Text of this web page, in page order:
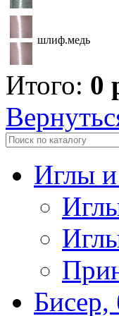
шлиф.медь
Итого: 0
Иглы